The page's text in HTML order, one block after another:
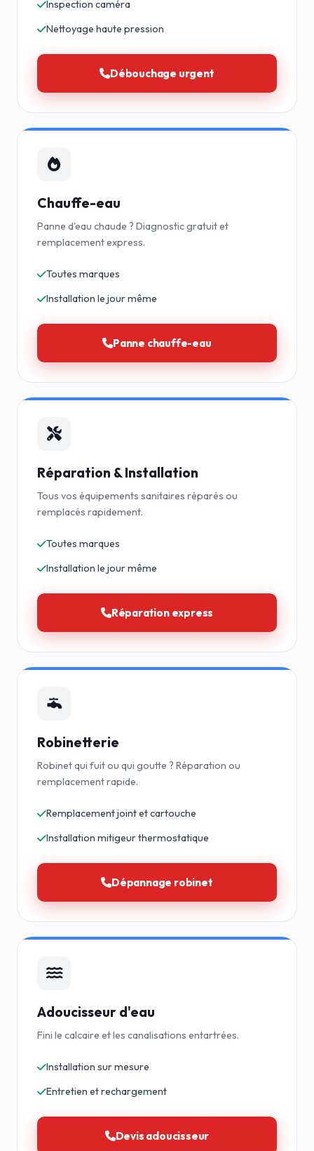
Inspection caméra
Nettoyage haute pression
Débouchage urgent
Chauffe-eau
Panne d'eau chaude ? Diagnostic gratuit et
remplacement express.
Toutes marques
Installation le jour même
Panne chauffe-eau
Réparation & Installation
Tous vos équipements sanitaires réparés ou
remplacés rapidement.
Toutes marques
Installation le jour même
Réparation express
Robinetterie
Robinet qui fuit ou qui goutte ? Réparation ou
remplacement rapide.
Remplacement joint et cartouche
Installation mitigeur thermostatique
Dépannage robinet
Adoucisseur d'eau
Fini le calcaire et les canalisations entartrées.
Installation sur mesure
Entretien et rechargement
Devis adoucisseur